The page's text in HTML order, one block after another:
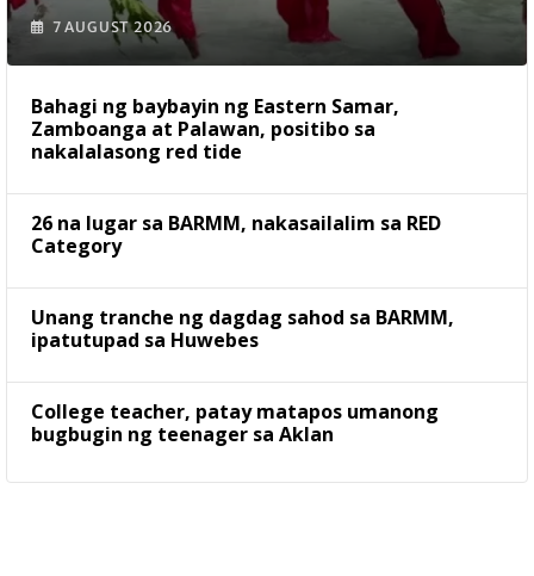
7 AUGUST 2026
Bahagi ng baybayin ng Eastern Samar,
Zamboanga at Palawan, positibo sa
nakalalasong red tide
26 na lugar sa BARMM, nakasailalim sa RED
Category
Unang tranche ng dagdag sahod sa BARMM,
ipatutupad sa Huwebes
College teacher, patay matapos umanong
bugbugin ng teenager sa Aklan